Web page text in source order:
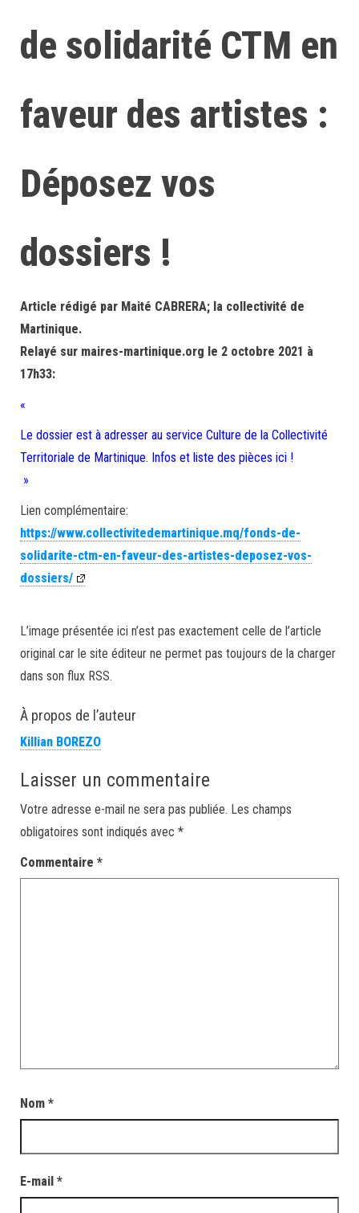
de solidarité CTM en
faveur des artistes :
Déposez vos
dossiers !
Article rédigé par Maité CABRERA; la collectivité de
Martinique.
Relayé sur maires-martinique.org le 2 octobre 2021 à
17h33:
«
Le dossier est à adresser au service Culture de la Collectivité
Territoriale de Martinique. Infos et liste des pièces ici !
»
Lien complémentaire:
https://www.collectivitedemartinique.mq/fonds-de-
solidarite-ctm-en-faveur-des-artistes-deposez-vos-
dossiers/
L’image présentée ici n’est pas exactement celle de l’article
original car le site éditeur ne permet pas toujours de la charger
dans son flux RSS.
À propos de l’auteur
Killian BOREZO
Laisser un commentaire
Votre adresse e-mail ne sera pas publiée. Les champs
obligatoires sont indiqués avec *
Commentaire *
Nom *
E-mail *